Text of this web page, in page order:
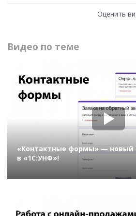
Оценить
Видео по теме
«Контактные формы» — новый
в «1С:УНФ»!
1066